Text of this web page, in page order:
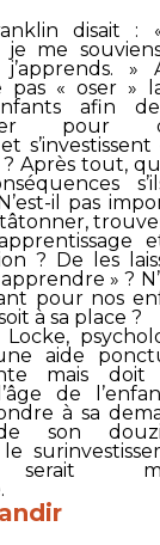
disait :
je me
j’apprends. »
« oser »
afin
pour
s’investissent
? Après tout,
il pas
tâtonner,
? De les
» ?
pour nos
à sa place ?
aide
mais doit
de
à sa
son
le
serait